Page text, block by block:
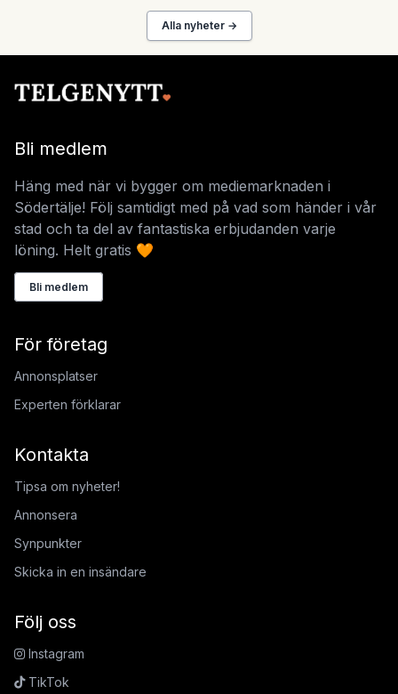
Alla nyheter →
Bli medlem
Häng med när vi bygger om mediemarknaden i
Södertälje! Följ samtidigt med på vad som händer i vår
stad och ta del av fantastiska erbjudanden varje
löning. Helt gratis 🧡
Bli medlem
För företag
Annonsplatser
Experten förklarar
Kontakta
Tipsa om nyheter!
Annonsera
Synpunkter
Skicka in en insändare
Följ oss
Instagram
TikTok